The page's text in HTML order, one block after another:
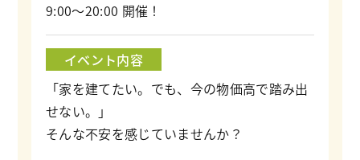
9:00～20:00 開催！
イベント内容
「家を建てたい。でも、今の物価高で踏み出
せない。」
そんな不安を感じていませんか？